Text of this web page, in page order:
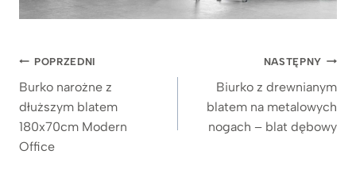
Nawigacja
wpisu
POPRZEDNI
Burko narożne z
dłuższym blatem
180x70cm Modern
Office
NASTĘPNY
Biurko z drewnianym
blatem na metalowych
nogach – blat dębowy